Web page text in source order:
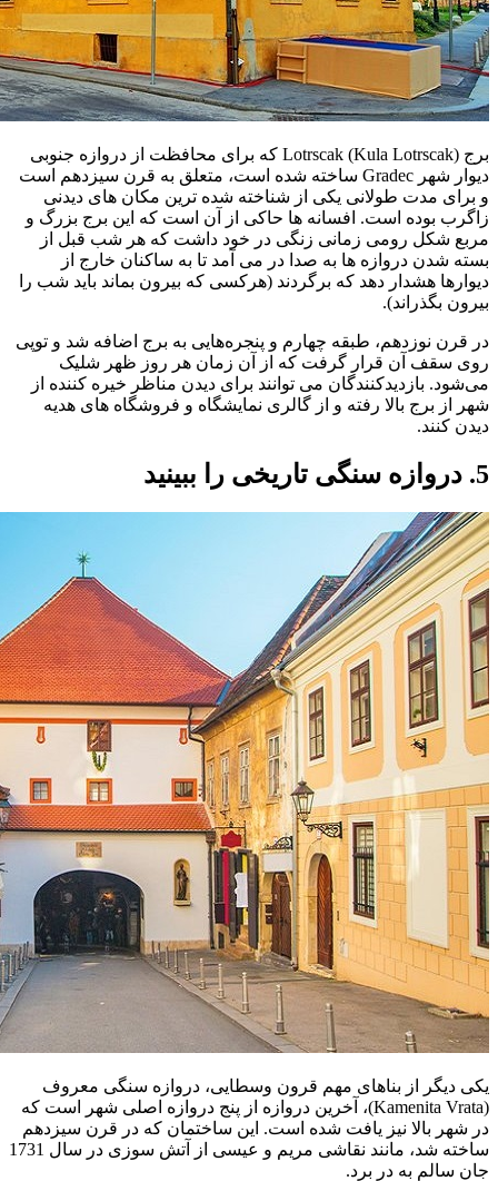
برج Lotrscak (Kula Lotrscak) که برای محافظت از دروازه جنوبی
دیوار شهر Gradec ساخته شده است، متعلق به قرن سیزدهم است
و برای مدت طولانی یکی از شناخته شده ترین مکان های دیدنی
زاگرب بوده است. افسانه ها حاکی از آن است که این برج بزرگ و
مربع شکل رومی زمانی زنگی در خود داشت که هر شب قبل از
بسته شدن دروازه ها به صدا در می آمد تا به ساکنان خارج از
دیوارها هشدار دهد که برگردند (هرکسی که بیرون بماند باید شب را
بیرون بگذراند).
در قرن نوزدهم، طبقه چهارم و پنجره‌هایی به برج اضافه شد و توپی
روی سقف آن قرار گرفت که از آن زمان هر روز ظهر شلیک
می‌شود. بازدیدکنندگان می توانند برای دیدن مناظر خیره کننده از
شهر از برج بالا رفته و از گالری نمایشگاه و فروشگاه های هدیه
دیدن کنند.
5. دروازه سنگی تاریخی را ببینید
یکی دیگر از بناهای مهم قرون وسطایی، دروازه سنگی معروف
(Kamenita Vrata)، آخرین دروازه از پنج دروازه اصلی شهر است که
در شهر بالا نیز یافت شده است. این ساختمان که در قرن سیزدهم
ساخته شد، مانند نقاشی مریم و عیسی از آتش سوزی در سال 1731
جان سالم به در برد.